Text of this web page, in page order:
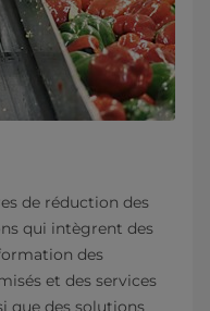
de réduction des
qui intègrent des
des
et des services
que des solutions